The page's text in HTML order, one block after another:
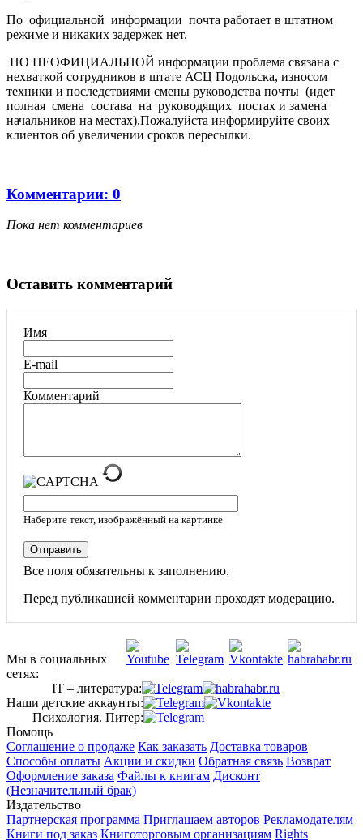
По официальной информации почта работает в штатном
режиме и никаких задержек нет.
ПО НЕОФИЦИАЛЬНОЙ информации проблема связана с
нехваткой сотрудников в штате АСЦ Подольска, износом
техники и последствиями смены руководства почты (идет
полная смена состава на руководящих постах и замена
начальников на местах).Пожалуйста информируйте своих
клиентов об увеличении сроков пересылки.
Комментарии: 0
Пока нет комментариев
Оставить комментарий
Имя
E-mail
Комментарий
Наберите текст, изображённый на картинке
Отправить
Все поля обязательны к заполнению.
Перед публикацией комментарии проходят модерацию.
Мы в социальных
сетях:
IT – литература:
Наши детские аккаунты:
Психология. Питер:
Помощь
Соглашение о продаже Как заказать Доставка товаров
Способы оплаты Акции и скидки Обратная связь Возврат
Оформление заказа Файлы к книгам Дисконт
(Незначительный брак)
Издательство
Партнерская программа Приглашаем авторов Рекламодателям
Книги под заказ Книготорговым организациям Rights